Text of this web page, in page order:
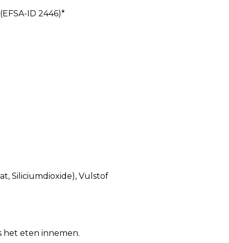
ID 2446)*
Siliciumdioxide), Vulstof
het eten innemen.